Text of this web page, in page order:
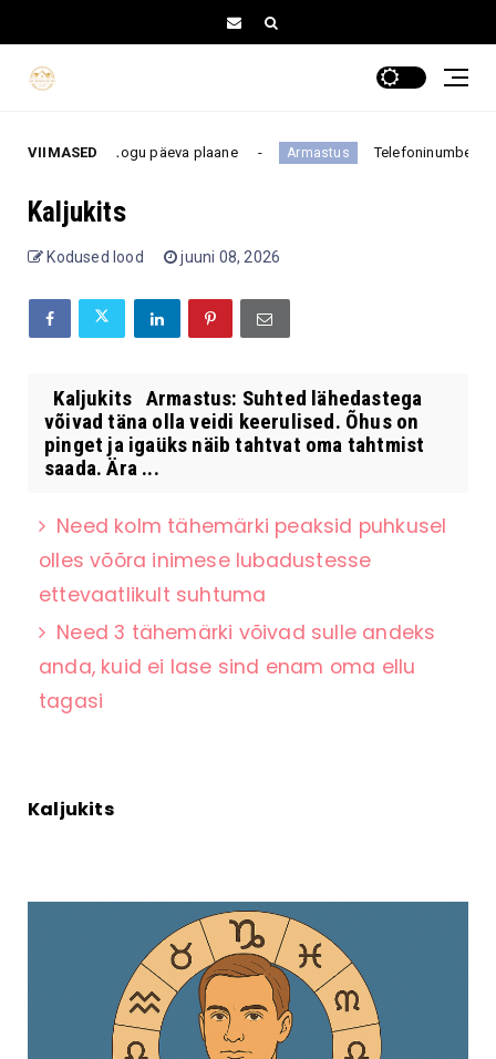
VIIMASED
muuta kogu päeva plaane Armastus Telefoninumber pole
Kaljukits
Kodused lood juuni 08, 2026
Kaljukits Armastus: Suhted lähedastega
võivad täna olla veidi keerulised. Õhus on
pinget ja igaüks näib tahtvat oma tahtmist
saada. Ära ...
Need kolm tähemärki peaksid puhkusel
olles võõra inimese lubadustesse
ettevaatlikult suhtuma
Need 3 tähemärki võivad sulle andeks
anda, kuid ei lase sind enam oma ellu
tagasi
Kaljukits